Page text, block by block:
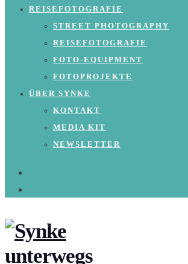
REISEFOTOGRAFIE
STREET PHOTOGRAPHY
REISEFOTOGRAFIE
FOTO-EQUIPMENT
FOTOPROJEKTE
ÜBER SYNKE
KONTAKT
MEDIA KIT
NEWSLETTER